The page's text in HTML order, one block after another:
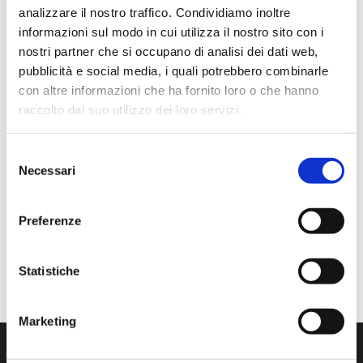
analizzare il nostro traffico. Condividiamo inoltre
informazioni sul modo in cui utilizza il nostro sito con i
nostri partner che si occupano di analisi dei dati web,
pubblicità e social media, i quali potrebbero combinarle
con altre informazioni che ha fornito loro o che hanno
raccolto dal suo utilizzo dei loro servizi.
delNecessari
Preferenze
Statistiche
Marketing
Contatti
Tel. +39 039 22 65 645
E-mail segreteria@bertoncellobpa.it
PECbertoncellobpa@legalmail.it